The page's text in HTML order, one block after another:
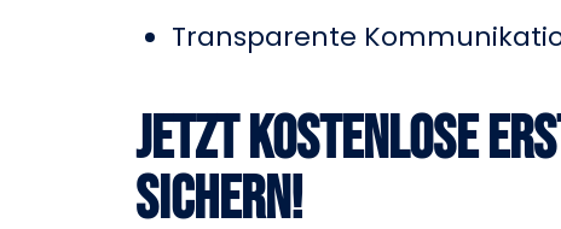
Transparente
Jetzt kostenlose
sichern!